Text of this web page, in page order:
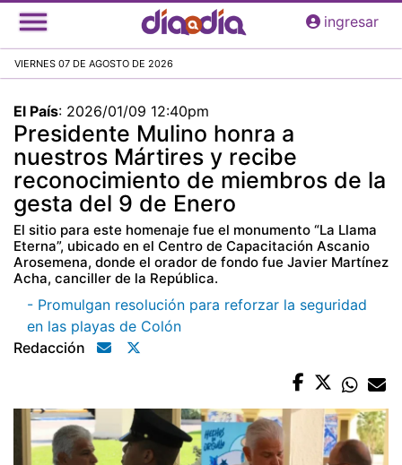
Pasar
al
principal
ingresar
VIERNES 07 DE AGOSTO DE 2026
El País: 2026/01/09 12:40pm
Presidente Mulino honra a
nuestros Mártires y recibe
reconocimiento de miembros de la
gesta del 9 de Enero
El sitio para este homenaje fue el monumento “La Llama
Eterna”, ubicado en el Centro de Capacitación Ascanio
Arosemena, donde el orador de fondo fue Javier Martínez
Acha, canciller de la República.
- Promulgan resolución para reforzar la seguridad
en las playas de Colón
Redacción